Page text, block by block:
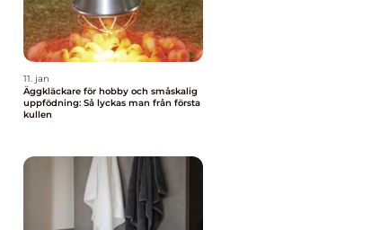
11. jan
Äggkläckare för hobby och småskalig
uppfödning: Så lyckas man från första
kullen